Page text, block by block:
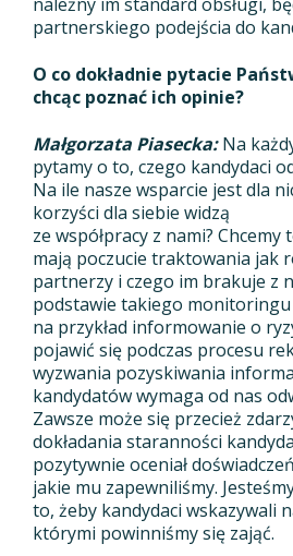
partnerskiego podejścia do
O co dokładnie pytacie
chcąc poznać ich opinie?
Małgorzata Piasecka:Na
pytamy o to, czego kandydaci
Na ile nasze wsparcie jest dla
korzyści dla siebie widzą
ze współpracy z nami? Chcemy
mają poczucie traktowania jak
partnerzy i czego im brakuje z
podstawie takiego
na przykład informowanie o
pojawić się podczas procesu
wyzwania pozyskiwania
kandydatów wymaga od nas
Zawsze może się przecież
dokładania staranności
pozytywnie oceniał
jakie mu zapewniliśmy.
to, żeby kandydaci wskazywali
którymi powinniśmy się zająć.